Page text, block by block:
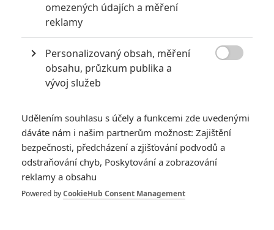
Zobrazit další aktéry filmu
Vstoupit do galerie
Počet: 1
*/10 */10
omezených údajích a měření
reklamy
Personalizovaný obsah, měření
obsahu, průzkum publika a
vývoj služeb
Udělením souhlasu s účely a funkcemi zde uvedenými
dáváte nám i našim partnerům možnost: Zajištění
bezpečnosti, předcházení a zjišťování podvodů a
odstraňování chyb, Poskytování a zobrazování
reklamy a obsahu
Powered byCookieHub Consent Management